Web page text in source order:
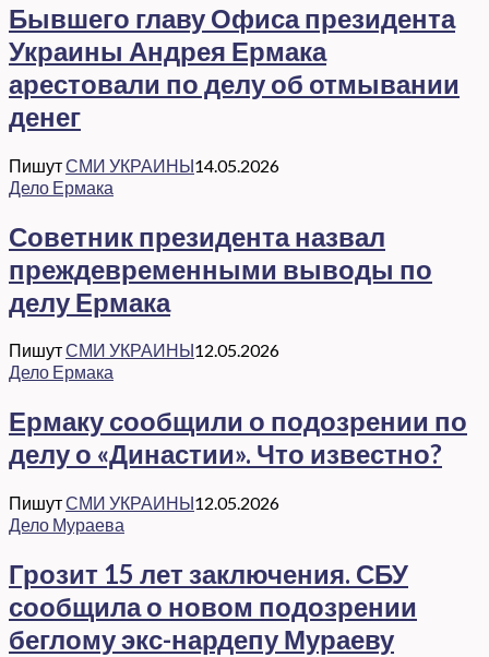
Бывшего главу Офиса президента
Украины Андрея Ермака
арестовали по делу об отмывании
денег
ПишутСМИ УКРАИНЫ14.05.2026
Дело Ермака
Советник президента назвал
преждевременными выводы по
делу Ермака
ПишутСМИ УКРАИНЫ12.05.2026
Дело Ермака
Ермаку сообщили о подозрении по
делу о «Династии». Что известно?
ПишутСМИ УКРАИНЫ12.05.2026
Дело Мураева
Грозит 15 лет заключения. СБУ
сообщила о новом подозрении
беглому экс-нардепу Мураеву